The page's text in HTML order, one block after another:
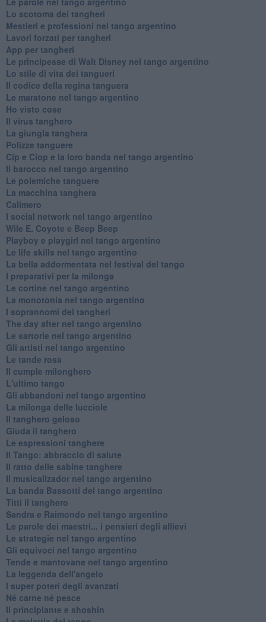
Lo scotoma dei tangheri
Mestieri e professioni nel tango argentino
Lavori forzati per tangheri
App per tangheri
Le principesse di Walt Disney nel tango argentino
Lo stile di vita dei tangueri
Il codice della regina tanguera
Le maratone nel tango argentino
Ho visto cose
Il virus tanghero
La giungla tanghera
Polizze tanguere
Cip e Ciop e la loro banda nel tango argentino
Il barocco nel tango argentino
Le polemiche tanguere
La macchina tanghera
Calimero
​I social network nel tango argentino
Wile E. Coyote e Beep Beep
Playboy e playgirl nel tango argentino
Le life skills nel tango argentino
La bella addormentata nel festival del tango
I preparativi per la milonga
Le cortine nel tango argentino
La monotonia nel tango argentino
I soprannomi dei tangheri
The day after nel tango argentino
Le sartorie nel tango argentino
Gli artisti nel tango argentino
Le tande rosa
Il cumple milonghero
L'ultimo tango
Gli abbandoni nel tango argentino
La milonga delle lucciole
Il tanghero geloso
Giuda il tanghero
Le espressioni tanghere
Il Tango: abbraccio di salute
Il ratto delle sabine tanghere
Il musicalizador nel tango argentino
La banda Bassotti del tango argentino
Titti il tanghero
Sandra e Raimondo nel tango argentino
Le parole dei maestri... i pensieri degli allievi
Le strategie nel tango argentino
Gli equivoci nel tango argentino
Tende e mantovane nel tango argentino
La leggenda dell'angelo
I super poteri degli avanzati
​Né carne né pesce
Il principiante e shoshin